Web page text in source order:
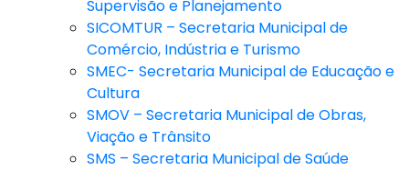
Supervisão e Planejamento
SICOMTUR – Secretaria Municipal de
Comércio, Indústria e Turismo
SMEC- Secretaria Municipal de Educação e
Cultura
SMOV – Secretaria Municipal de Obras,
Viação e Trânsito
SMS – Secretaria Municipal de Saúde